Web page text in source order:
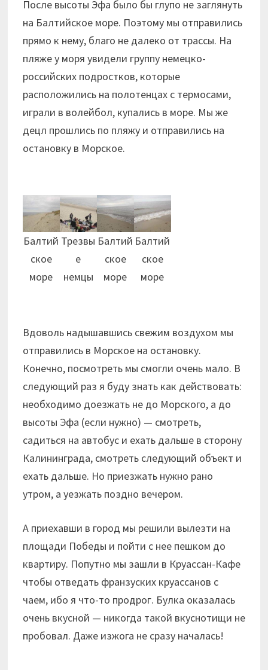
После высоты Эфа было бы глупо не заглянуть
на Балтийское море. Поэтому мы отправились
прямо к нему, благо не далеко от трассы. На
пляже у моря увидели группу немецко-
российских подростков, которые
расположились на полотенцах с термосами,
играли в волейбол, купались в море. Мы же
децл прошлись по пляжу и отправились на
остановку в Морское.
Балтий
ское
море
Трезвы
е
немцы
Балтий
ское
море
Балтий
ское
море
Вдоволь надышавшись свежим воздухом мы
отправились в Морское на остановку.
Конечно, посмотреть мы смогли очень мало. В
следующий раз я буду знать как действовать:
необходимо доезжать не до Морского, а до
высоты Эфа (если нужно) — смотреть,
садиться на автобус и ехать дальше в сторону
Калининграда, смотреть следующий объект и
ехать дальше. Но приезжать нужно рано
утром, а уезжать поздно вечером.
А приехавши в город мы решили вылезти на
площади Победы и пойти с нее пешком до
квартиру. Попутно мы зашли в Круассан-Кафе
чтобы отведать франзуских круассанов с
чаем, ибо я что-то продрог. Булка оказалась
очень вкусной — никогда такой вкуснотищи не
пробовал. Даже изжога не сразу началась!